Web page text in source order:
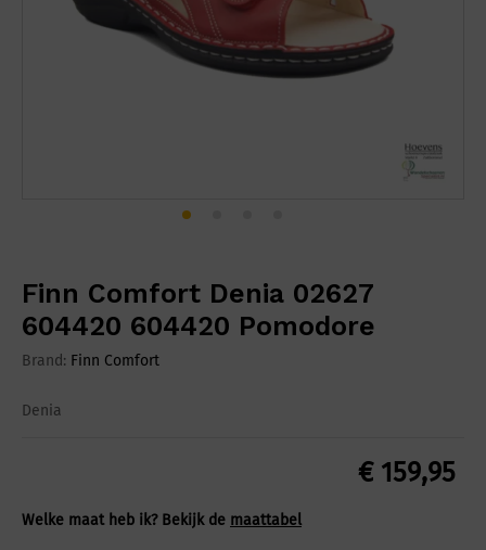
Finn Comfort Denia 02627
604420 604420 Pomodore
Brand: Finn Comfort
Denia
€159,95
Welke maat heb ik? Bekijk de maattabel